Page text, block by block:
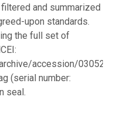
and summarized
upon standards.
the full set of
accession/0305286.
(serial number:
seal.